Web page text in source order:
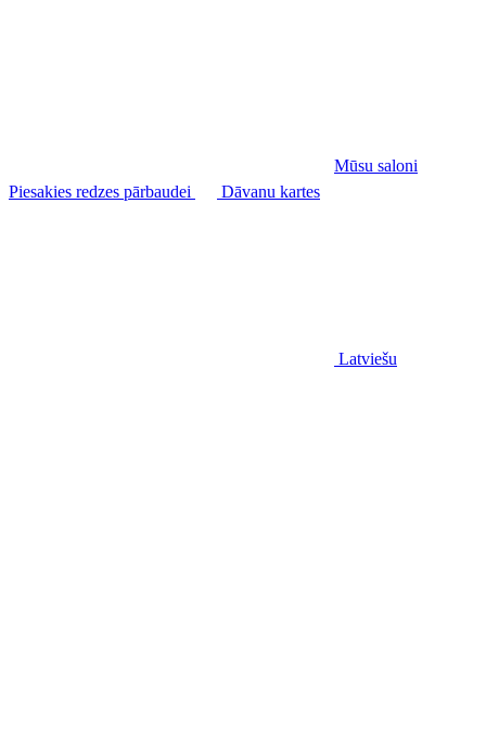
Mūsu saloni
Piesakies redzes pārbaudei
Dāvanu kartes
Latviešu